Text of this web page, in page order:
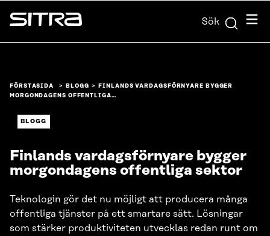
Skip to
content
Sitra Sök Meny
FÖRSTASIDA BLOGG
FINLANDS VARDAGSFÖRNYARE BYGGER
MORGONDAGENS OFFENTLIGA…
BLOGG
Finlands vardagsförnyare bygger
morgondagens offentliga sektor
Teknologin gör det nu möjligt att producera många
offentliga tjänster på ett smartare sätt. Lösningar
som stärker produktiviteten utvecklas redan runt om